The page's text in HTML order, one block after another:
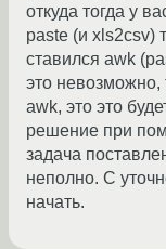
откуда тогда у
paste (и xls2csv)
ставился awk
это
awk, это это
решение при
задача
неполно. С
начать.